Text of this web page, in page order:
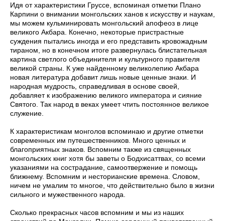
Идя от характеристики Груссе, вспоминая отметки Плано
Карпини о внимании монгольских ханов к искусству и наукам,
мы можем кульминировать монгольский апофеоз в лице
великого Акбара. Конечно, некоторые пристрастные
суждения пытались иногда и его представить кровожадным
тираном, но в конечном итоге развернулась блистательная
картина светлого объединителя и культурного правителя
великой страны. К уже найденному великолепию Акбара
новая литература добавит лишь новые ценные знаки. И
народная мудрость, справедливая в основе своей,
добавляет к изображению великого императора и сияние
Святого. Так народ в веках умеет чтить постоянное великое
служение.
К характеристикам монголов вспоминаю и другие отметки
современных им путешественников. Много ценных и
благоприятных знаков. Вспомним также из священных
монгольских книг хотя бы заветы о Бодхисаттвах, со всеми
указаниями на сострадание, самоотвержение и помощь
ближнему. Вспомним и несторианские времена. Словом,
ничем не умалим то многое, что действительно было в жизни
сильного и мужественного народа.
Сколько прекрасных часов вспомним и мы из наших